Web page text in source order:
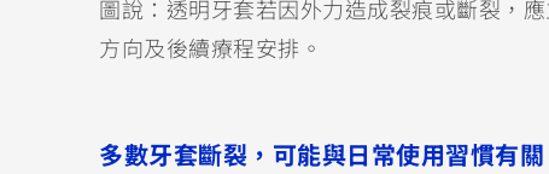
圖說：透明牙套若因外力造成裂痕或斷裂，
方向及後續療程安排。
多數牙套斷裂，可能與日常使用習慣有關